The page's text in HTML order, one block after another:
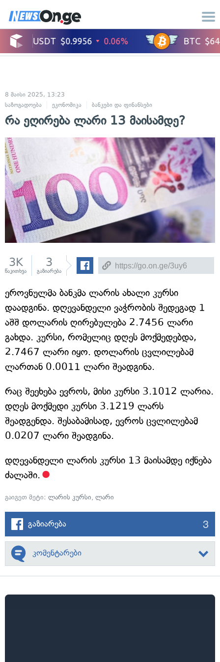
8 მაისი 2025, 13:23
საზოგადოება
ეკონომიკა ბანკები და ფინანსები
რა ეღირება ლარი 13 მაისამდე?
3K
წაკითხვა
3
გაზიარება
ეროვნულმა ბანკმა ლარის ახალი კურსი
დაადგინა. დღევანდელი ვაჭრობის შედეგად 1
აშშ დოლარის ღირებულება 2.7456 ლარი
გახდა. კურსი, რომელიც დღეს მოქმედებდა,
2.7467 ლარი იყო. დოლარის ცვლილებამ
ლართან 0.0011 ლარი შეადგინა.
რაც შეეხება ევროს, მისი კურსი 3.1012 ლარია.
დღეს მოქმედი კურსი 3.1219 ლარს
შეადგენდა. შესაბამისად, ევროს ცვლილებამ
0.0207 ლარი შეადგინა.
დღევანდელი ლარის კურსი 13 მაისამდე იქნება
ძალაში.
გაიგეთ მეტი: ლარის კურსი, ლარი
გაზიარება 3
კომენტარები